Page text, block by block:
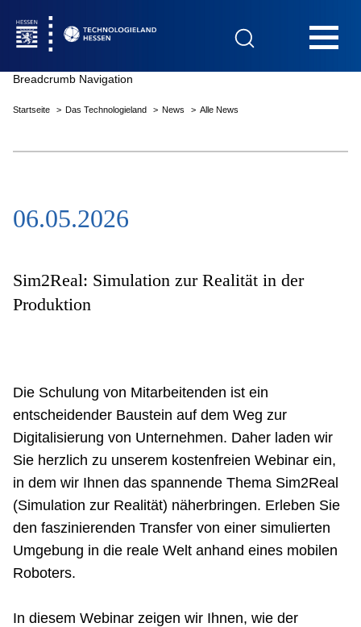
Das Technologieland
Innovationsfelder
Breadcrumb Navigation
Startseite Das Technologieland News Alle News
06.05.2026
Sim2Real: Simulation zur Realität in der
Produktion
Die Schulung von Mitarbeitenden ist ein
entscheidender Baustein auf dem Weg zur
Digitalisierung von Unternehmen. Daher laden wir
Sie herzlich zu unserem kostenfreien Webinar ein,
in dem wir Ihnen das spannende Thema Sim2Real
(Simulation zur Realität) näherbringen. Erleben Sie
den faszinierenden Transfer von einer simulierten
Umgebung in die reale Welt anhand eines mobilen
Roboters.
In diesem Webinar zeigen wir Ihnen, wie der